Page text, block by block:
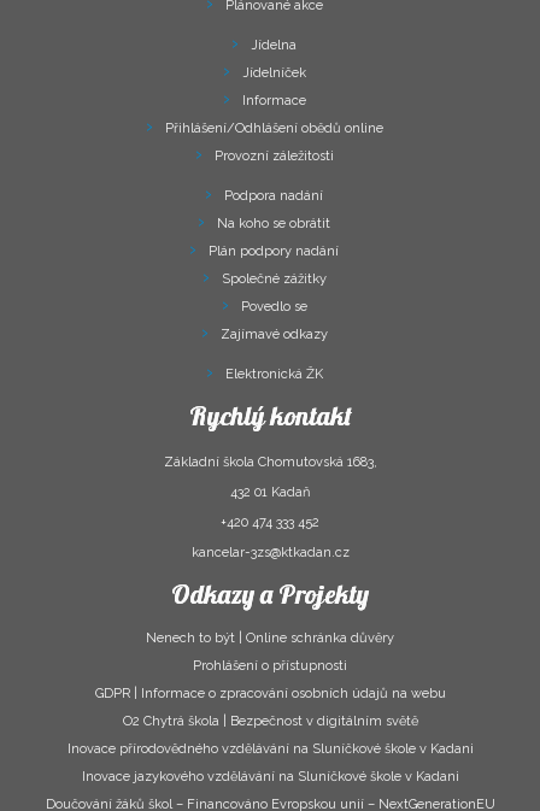
Plánované akce
Jídelna
Jídelníček
Informace
Přihlášení/Odhlášení obědů online
Provozní záležitosti
Podpora nadání
Na koho se obrátit
Plán podpory nadání
Společné zážitky
Povedlo se
Zajímavé odkazy
Elektronická ŽK
Rychlý kontakt
Základní škola Chomutovská 1683,
432 01 Kadaň
+420 474 333 452
kancelar-3zs@ktkadan.cz
Odkazy a Projekty
Nenech to být | Online schránka důvěry
Prohlášení o přístupnosti
GDPR | Informace o zpracování osobních údajů na webu
O2 Chytrá škola | Bezpečnost v digitálním světě
Inovace přírodovědného vzdělávání na Sluníčkové škole v Kadani
Inovace jazykového vzdělávání na Sluníčkové škole v Kadani
Doučování žáků škol – Financováno Evropskou unií – NextGenerationEU